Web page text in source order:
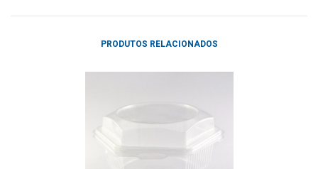
PRODUTOS RELACIONADOS